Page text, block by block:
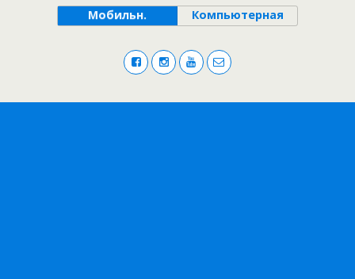
Мобильн. Компьютерная